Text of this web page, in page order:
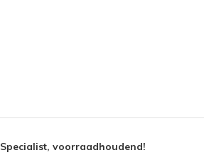
Specialist, voorraadhoudend!